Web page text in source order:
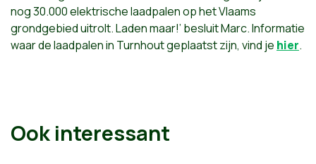
nog 30.000 elektrische laadpalen op het Vlaams
grondgebied uitrolt. Laden maar!’ besluit Marc. Informatie
waar de laadpalen in Turnhout geplaatst zijn, vind je hier.
Ook interessant